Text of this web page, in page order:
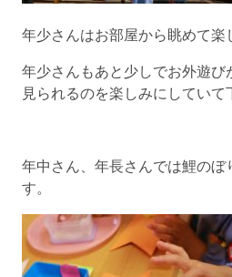
年少さんはお部屋から眺めて楽
年少さんもあと少しでお外遊び
見られるのを楽しみにしてい
年中さん、年長さんでは鯉のぼ
す。